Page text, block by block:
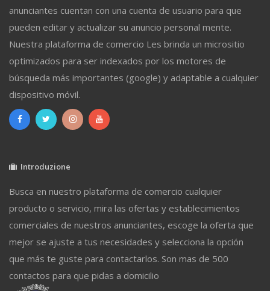
anunciantes cuentan con una cuenta de usuario para que
pueden editar y actualizar su anuncio personal mente.
Nuestra plataforma de comercio Les brinda un micrositio
optimizados para ser indexados por los motores de
búsqueda más importantes (google) y adaptable a cualquier
dispositivo móvil.
Introduzione
Busca en nuestro plataforma de comercio cualquier
producto o servicio, mira las ofertas y establecimientos
comerciales de nuestros anunciantes, escoge la oferta que
mejor se ajuste a tus necesidades y selecciona la opción
que más te guste para contactarlos. Son mas de 500
contactos para que pidas a domicilio